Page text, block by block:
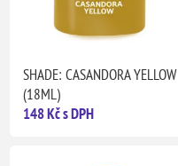
SHADE: CASANDORA YELLOW
(18ML)
148 Kč s DPH